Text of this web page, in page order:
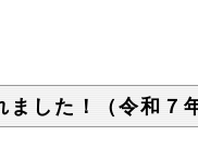
した！（令和７